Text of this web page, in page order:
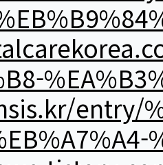
entry/